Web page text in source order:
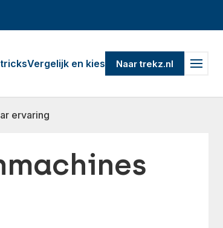
Vergelijk en kies Naar trekz.nl
ervaring